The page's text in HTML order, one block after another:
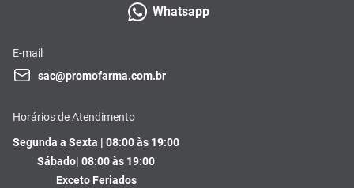
Whatsapp
E-mail
sac@promofarma.com.br
Horários de Atendimento
Segunda a Sexta | 08:00 às 19:00
Sábado| 08:00 às 19:00
Exceto Feriados